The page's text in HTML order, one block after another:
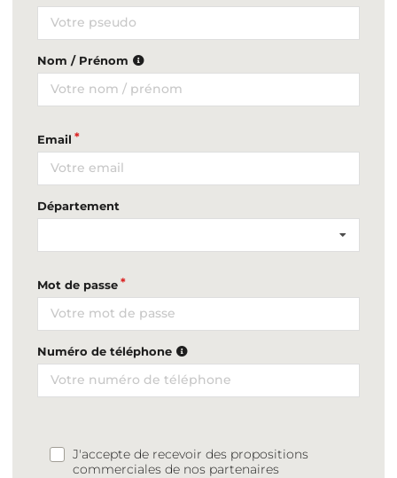
Nom / Prénom
Email
Département
Mot de passe
Numéro de téléphone
J'accepte de recevoir des propositions
commerciales de nos partenaires